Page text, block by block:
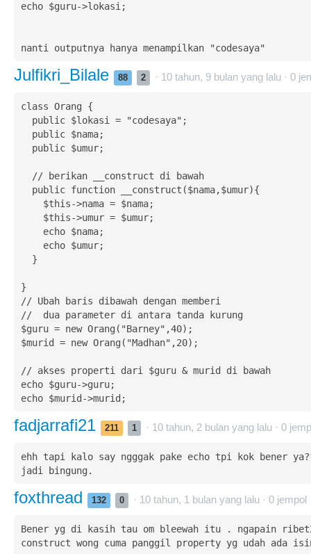
echo $guru->lokasi;
nanti outputnya hanya menampilkan "codesaya"
Julfikri_Bilale 88 2 · 10 tahun, 9 bulan yang lalu · 0
class Orang {
}
// Ubah baris dibawah dengan memberi
//  dua parameter di antara tanda kurung
$guru = new Orang("Barney",40);
$murid = new Orang("Madhan",20);
// akses properti dari $guru & murid di bawah
echo $guru->guru;
echo $murid->murid;
fadjarrafi21 211 1 · 10 tahun, 2 bulan yang lalu · 0
ehh tapi kalo say ngggak pake echo tpi kok bener
jadi bingung.
foxthread 132 0 · 10 tahun, 1 bulan yang lalu · 0 jempol
Bener yg di kasih tau om bleewah itu . ngapain
construct wong cuma panggil property yg udah ada